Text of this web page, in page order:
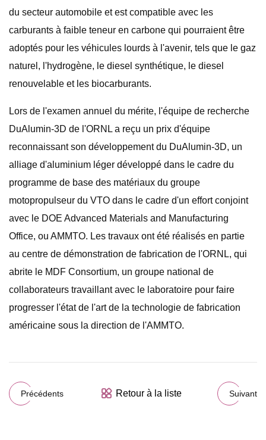
du secteur automobile et est compatible avec les
carburants à faible teneur en carbone qui pourraient être
adoptés pour les véhicules lourds à l'avenir, tels que le gaz
naturel, l'hydrogène, le diesel synthétique, le diesel
renouvelable et les biocarburants.
Lors de l'examen annuel du mérite, l'équipe de recherche
DuAlumin-3D de l'ORNL a reçu un prix d'équipe
reconnaissant son développement du DuAlumin-3D, un
alliage d'aluminium léger développé dans le cadre du
programme de base des matériaux du groupe
motopropulseur du VTO dans le cadre d'un effort conjoint
avec le DOE Advanced Materials and Manufacturing
Office, ou AMMTO. Les travaux ont été réalisés en partie
au centre de démonstration de fabrication de l'ORNL, qui
abrite le MDF Consortium, un groupe national de
collaborateurs travaillant avec le laboratoire pour faire
progresser l'état de l'art de la technologie de fabrication
américaine sous la direction de l'AMMTO.
Précédents Retour à la liste Suivant